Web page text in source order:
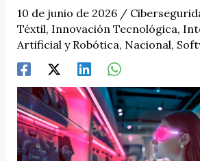
10 de junio de 2026 /
Téxtil, Innovación Tecnológica,
Artificial y Robótica, Nacional,